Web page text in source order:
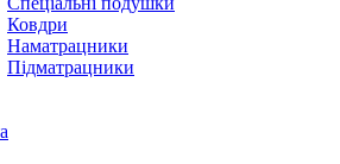
Ковдри
Наматрацники
Підматрацники